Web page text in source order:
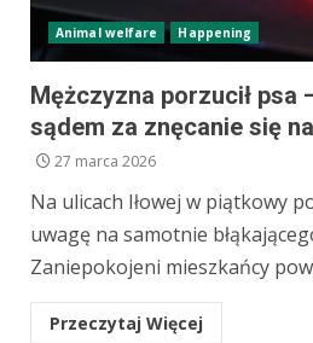
Animal welfare Happening
Mężczyzna porzucił psa
sądem za znęcanie się
27 marca 2026
Na ulicach Iłowej w piątkowy
uwagę na samotnie
Zaniepokojeni mieszkańcy
Przeczytaj Więcej